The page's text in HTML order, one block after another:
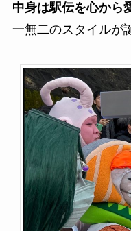
中身は駅伝を心から
一無二のスタイルが